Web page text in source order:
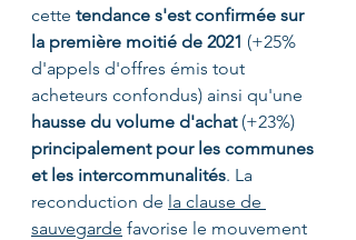
cette tendance s'est confirmée sur
la première moitié de 2021 (+25%
d'appels d'offres émis tout
acheteurs confondus) ainsi qu'une
hausse du volume d'achat (+23%)
principalement pour les communes
et les intercommunalités. La
reconduction de la clause de
sauvegarde favorise le mouvement